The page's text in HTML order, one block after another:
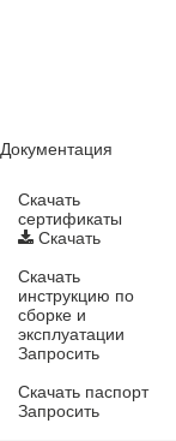
Документация
Cкачать
сертификаты
Скачать
Скачать
инструкцию по
сборке и
эксплуатации
Запросить
Скачать паспорт
Запросить